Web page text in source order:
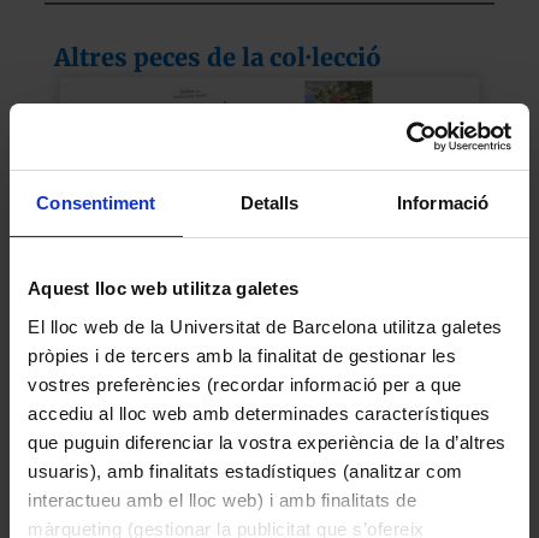
Consentiment Detalls Informació
Aquest lloc web utilitza galetes
El lloc web de la Universitat de Barcelona utilitza galetes
pròpies i de tercers amb la finalitat de gestionar les
vostres preferències (recordar informació per a que
accediu al lloc web amb determinades característiques
que puguin diferenciar la vostra experiència de la d’altres
usuaris), amb finalitats estadístiques (analitzar com
interactueu amb el lloc web) i amb finalitats de
màrqueting (gestionar la publicitat que s’ofereix
Altres peces de la col·lecció
Ilex aquifolium L. (Grèvol)
2015